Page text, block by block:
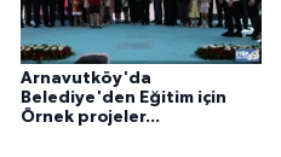
Arnavutköy'da
Belediye'den Eğitim için
Örnek projeler...